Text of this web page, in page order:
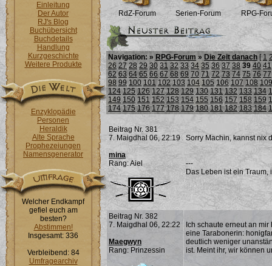
Einleitung
Der Autor
RJ's Blog
Buchübersicht
Buchdetails
Handlung
Kurzgeschichte
Weitere Produkte
Enzyklopädie
Personen
Heraldik
Alte Sprache
Prophezeiungen
Namensgenerator
Welcher Endkampf
gefiel euch am
besten?
Abstimmen!
Insgesamt: 336
Verbleibend: 84
Umfragearchiv
RdZ-Forum Serien-Forum RPG-
Navigation: » RPG-Forum » Die Zeit danach [1
26 27 28 29 30 31 32 33 34 35 36 37 38 39 40 41
62 63 64 65 66 67 68 69 70 71 72 73 74 75 76 77
98 99 100 101 102 103 104 105 106 107 108 109
124 125 126 127 128 129 130 131 132 133 134
149 150 151 152 153 154 155 156 157 158 159
174 175 176 177 178 179 180 181 182 183 184
Beitrag Nr. 381
7. Maigdhal 06, 22:19
mina
Rang: Aiel
Sorry Machin, kannst nix
---
Das Leben ist ein
Beitrag Nr. 382
7. Maigdhal 06, 22:22
Maegwyn
Rang: Prinzessin
Ich schaute erneut an
eine Tarabonerin:
deutlich weniger
ist. Meint ihr, wir können